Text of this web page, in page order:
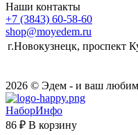
Наши контакты
+7 (3843) 60-58-60
shop@moyedem.ru
г.Новокузнецк, проспект
2026 © Эдем - и ваш
НаборИнфо
86 ₽ В корзину